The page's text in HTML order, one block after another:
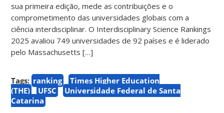
sua primeira edição, mede as contribuições e o
comprometimento das universidades globais com a
ciência interdisciplinar. O Interdisciplinary Science Rankings
2025 avaliou 749 universidades de 92 países e é liderado
pelo Massachusetts […]
Tags: ranking
Times Higher Education
(THE)
UFSC
Universidade Federal de Santa
Catarina